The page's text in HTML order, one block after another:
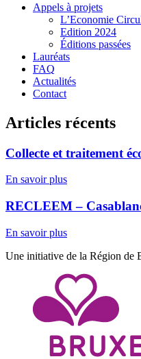
Appels à projets
L’Economie
Edition 2024
Éditions passées
Lauréats
FAQ
Actualités
Contact
Articles récents
Collecte et traitement
En savoir plus
RECLEEM –
En savoir plus
Une initiative de la Région de